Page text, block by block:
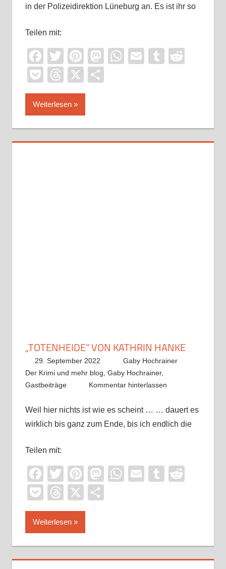
in der Polizeidirektion Lüneburg an. Es ist ihr so
Teilen mit:
Facebook
TwitterPinterest
Mastodon
WhatsApp
EmailTumblr
PocketThreads
X
Weiterlesen
„TOTENHEIDE“ VON KATHRIN HANKE
29. September 2022
Gaby Hochrainer
Der Krimi und mehr blog Gaby Hochrainer,
Gastbeiträge
Kommentar hinterlassen
Weil hier nichts ist wie es scheint … … dauert es
wirklich bis ganz zum Ende, bis ich endlich die
Teilen mit:
Facebook
TwitterPinterest
Mastodon
WhatsApp
EmailTumblr
PocketThreads
X
Weiterlesen